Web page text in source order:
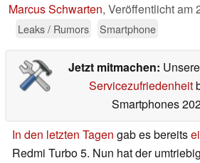
Marcus Schwarten, Veröffentlicht am
Leaks / Rumors
Smartphone
Jetzt mitmachen:
Servicezufriedenheit
Smartphones
In den letzten Tagen gab es bereits
Redmi Turbo 5. Nun hat der